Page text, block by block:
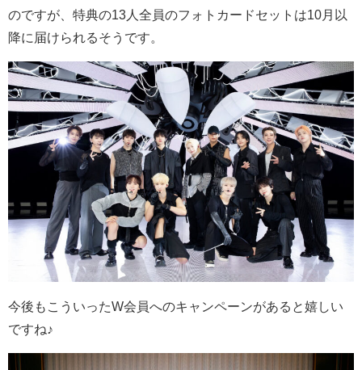
のですが、特典の13人全員のフォトカードセットは10月以
降に届けられるそうです。
今後もこういったW会員へのキャンペーンがあると嬉しい
ですね♪